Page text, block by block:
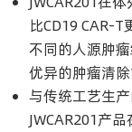
比CD19 CAR-
不同的人源肿
优异的肿瘤清
与传统工艺生
JWCAR201产